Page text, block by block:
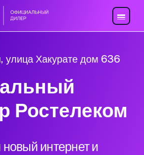
улица Хакурате дом 636
Ростелеком
интернет и